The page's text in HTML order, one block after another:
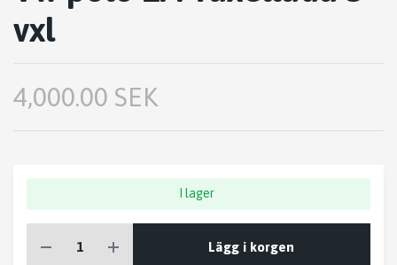
vxl
4,000.00 SEK
I lager
Lägg i korgen